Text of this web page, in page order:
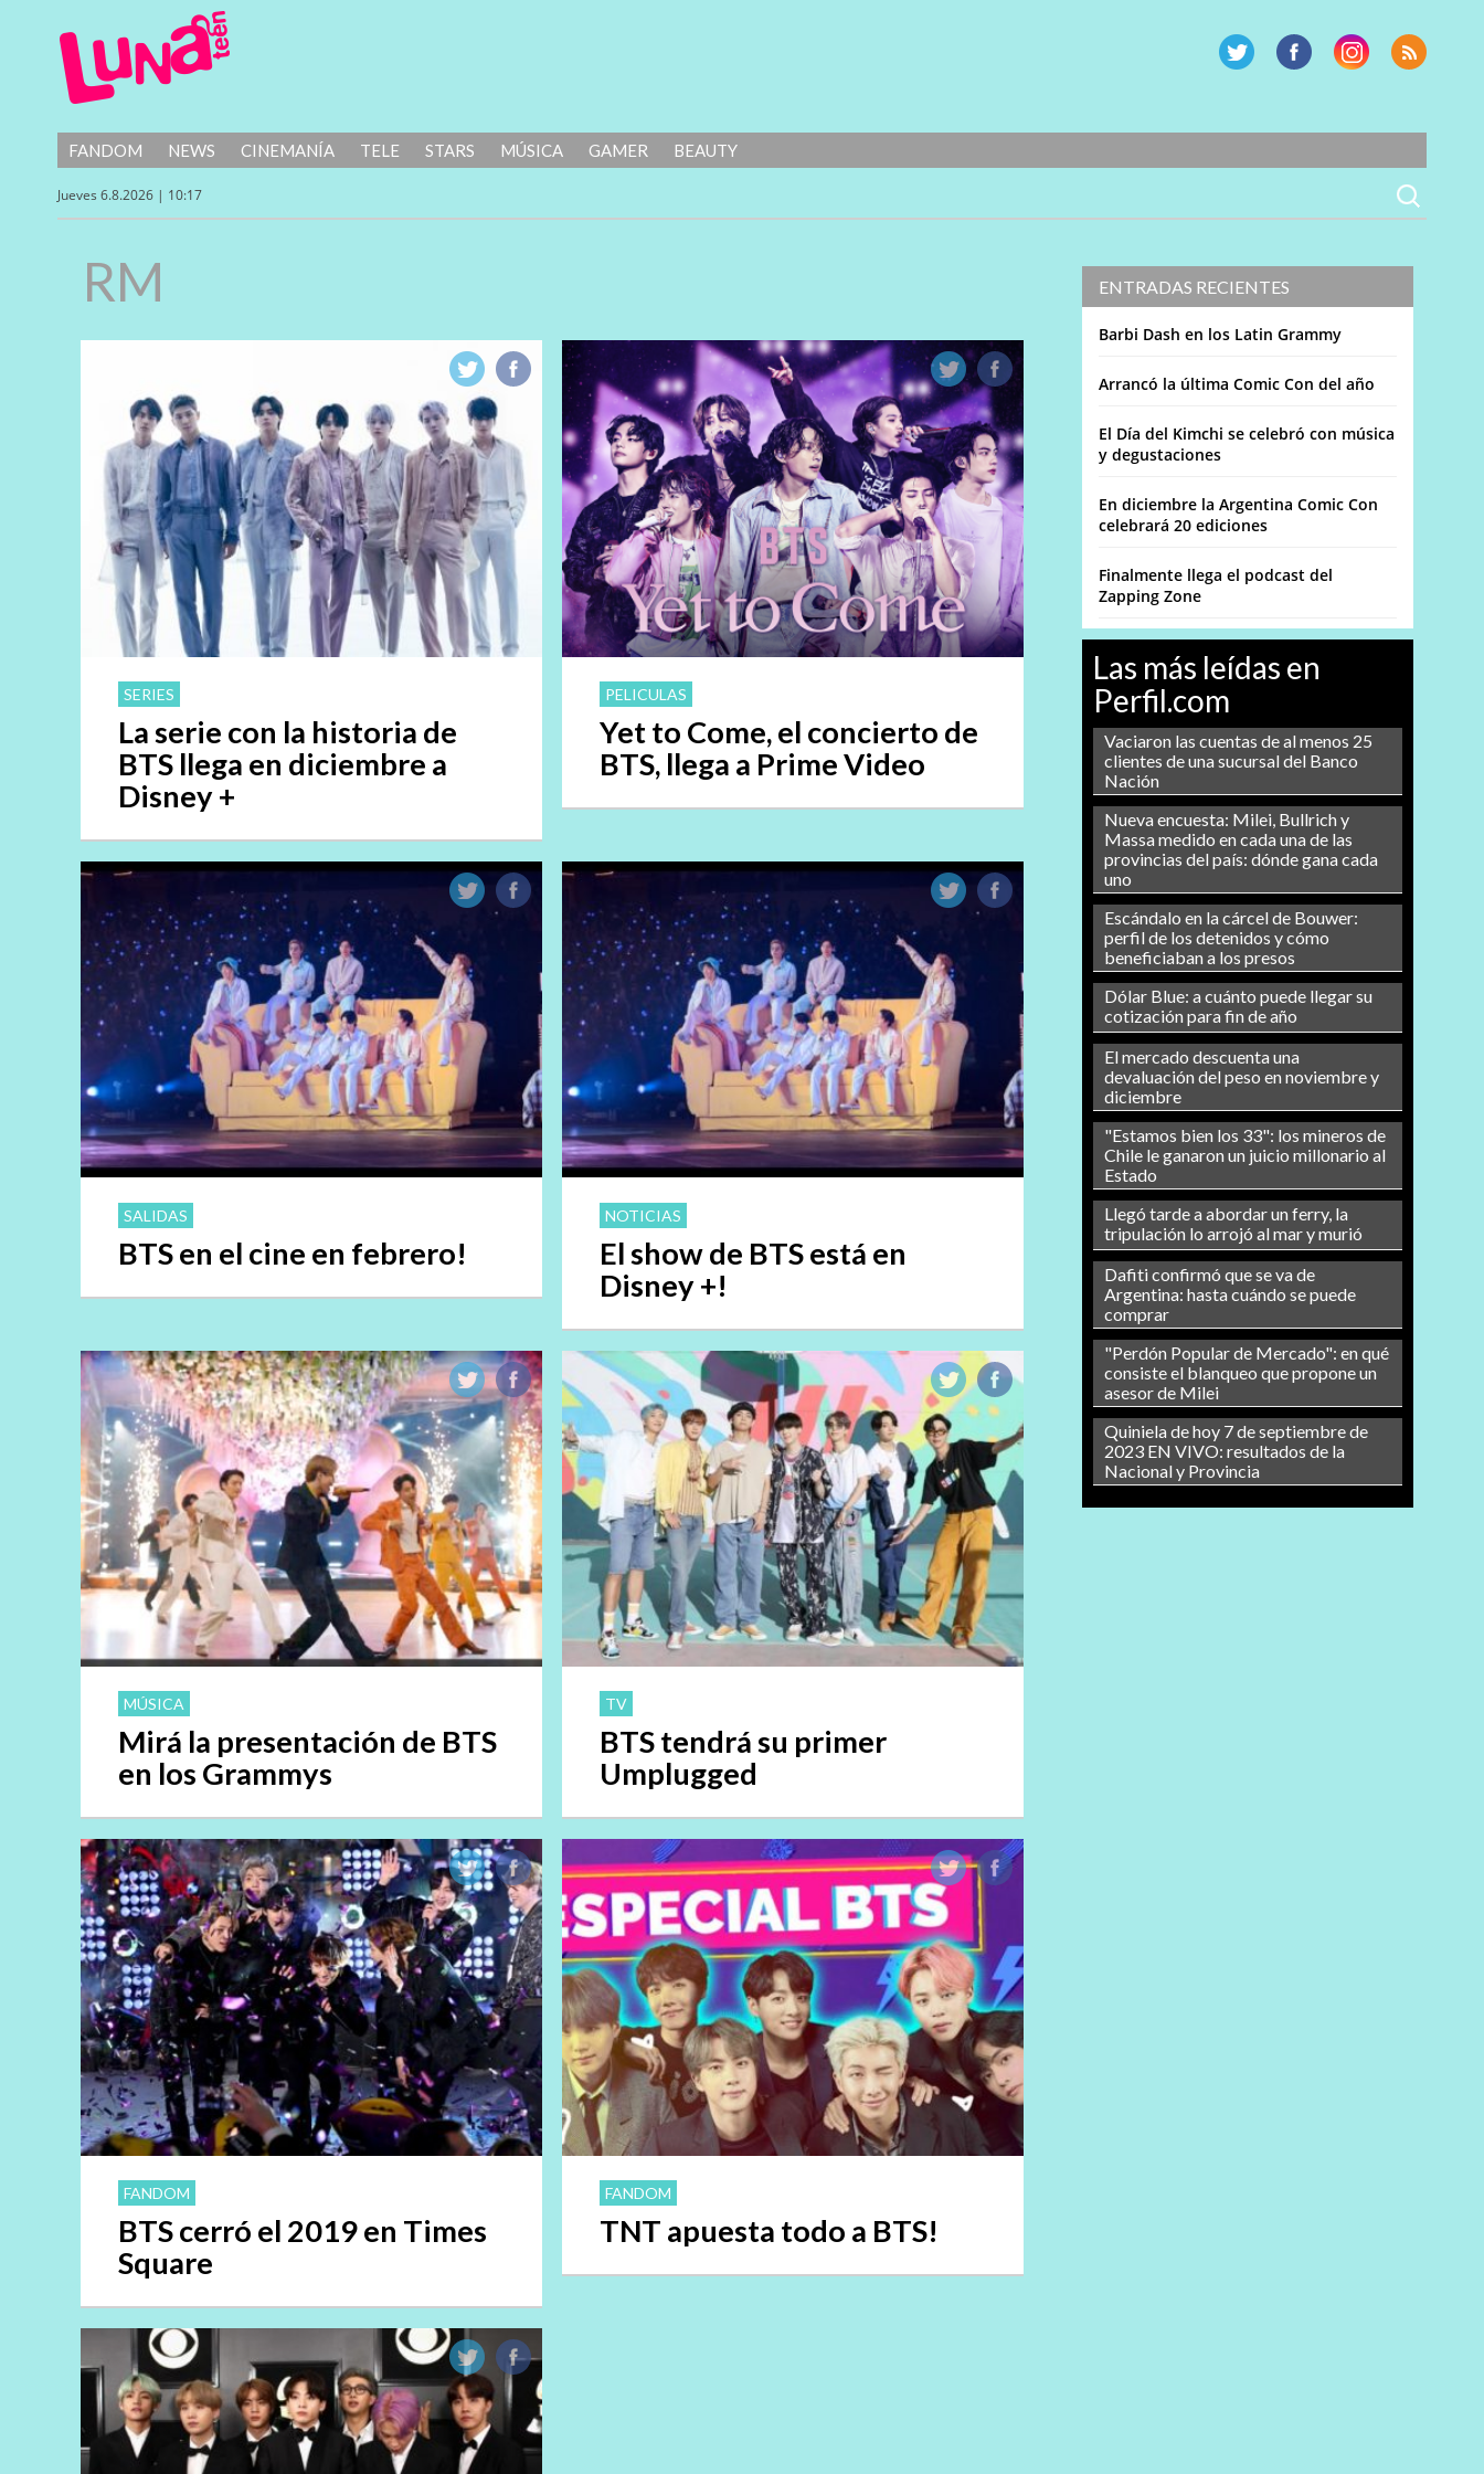
FANDOM NEWS CINEMANÍA TELE STARS MÚSICA GAMER BEAUTY
Jueves 6.8.2026 | 10:17
ENTRADAS RECIENTES
Barbi Dash en los Latin Grammy
Arrancó la última Comic Con del año
El Día del Kimchi se celebró con música
y degustaciones
En diciembre la Argentina Comic Con
celebrará 20 ediciones
Finalmente llega el podcast del
Zapping Zone
Las más leídas en
Perfil.com
Vaciaron las cuentas de al menos 25
clientes de una sucursal del Banco
Nación
Nueva encuesta: Milei, Bullrich y
Massa medido en cada una de las
provincias del país: dónde gana cada
uno
Escándalo en la cárcel de Bouwer:
perfil de los detenidos y cómo
beneficiaban a los presos
Dólar Blue: a cuánto puede llegar su
cotización para fin de año
El mercado descuenta una
devaluación del peso en noviembre y
diciembre
"Estamos bien los 33": los mineros de
Chile le ganaron un juicio millonario al
Estado
Llegó tarde a abordar un ferry, la
tripulación lo arrojó al mar y murió
Dafiti confirmó que se va de
Argentina: hasta cuándo se puede
comprar
"Perdón Popular de Mercado": en qué
consiste el blanqueo que propone un
asesor de Milei
Quiniela de hoy 7 de septiembre de
2023 EN VIVO: resultados de la
Nacional y Provincia
RM
SERIES
La serie con la historia de
BTS llega en diciembre a
Disney +
PELICULAS
Yet to Come, el concierto de
BTS, llega a Prime Video
SALIDAS
BTS en el cine en febrero!
NOTICIAS
El show de BTS está en
Disney +!
MÚSICA
Mirá la presentación de BTS
en los Grammys
TV
BTS tendrá su primer
Umplugged
FANDOM
BTS cerró el 2019 en Times
Square
FANDOM
TNT apuesta todo a BTS!